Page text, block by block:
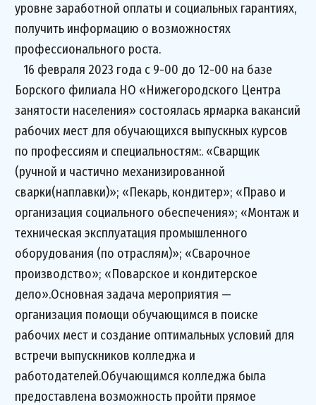
уровне заработной оплаты и социальных гарантиях,
получить информацию о возможностях
профессионального роста.
16 февраля 2023 года с 9-00 до 12-00 на базе
Борского филиала НО «Нижегородского Центра
занятости населения» состоялась ярмарка вакансий
рабочих мест для обучающихся выпускных курсов
по профессиям и специальностям:. «Сварщик
(ручной и частично механизированной
сварки(наплавки)»; «Пекарь, кондитер»; «Право и
организация социального обеспечения»; «Монтаж и
техническая эксплуатация промышленного
оборудования (по отраслям)»; «Сварочное
производство»; «Поварское и кондитерское
дело».Основная задача мероприятия —
организация помощи обучающимся в поиске
рабочих мест и создание оптимальных условий для
встречи выпускников колледжа и
работодателей.Обучающимся колледжа была
предоставлена возможность пройти прямое